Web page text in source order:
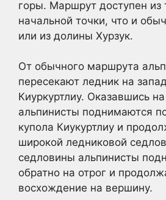
горы. Маршрут доступен из
начальной точки, что и
или из долины Хурзук.
От обычного маршрута
пересекают ледник на
Киуркуртлиу. Оказавшись
альпинисты поднимаются
купола Киукуртлиу и
широкой ледниковой
седловины альпинисты
обратно на отрог и
восхождение на вершину.